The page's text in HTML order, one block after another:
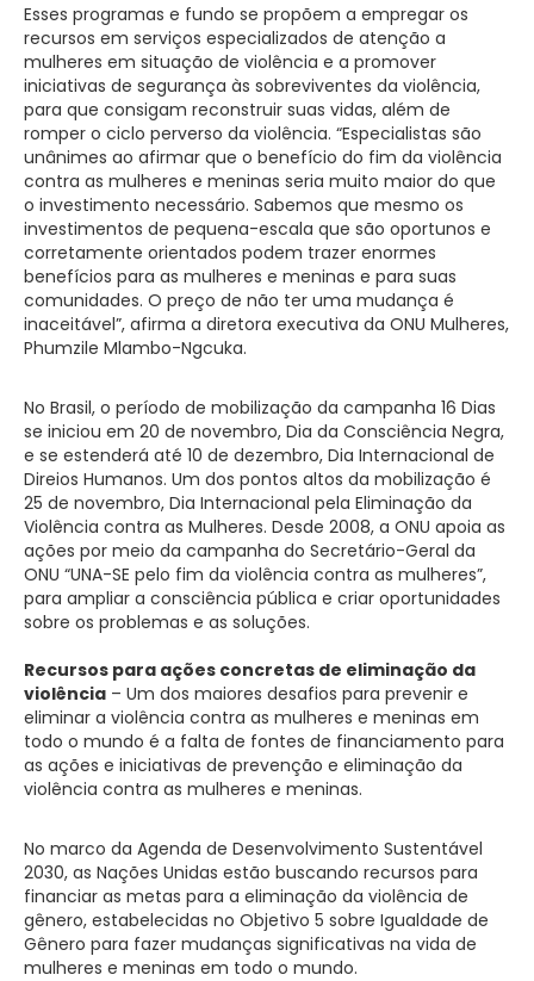
Esses programas e fundo se propõem a empregar os
recursos em serviços especializados de atenção a
mulheres em situação de violência e a promover
iniciativas de segurança às sobreviventes da violência,
para que consigam reconstruir suas vidas, além de
romper o ciclo perverso da violência. “Especialistas são
unânimes ao afirmar que o benefício do fim da violência
contra as mulheres e meninas seria muito maior do que
o investimento necessário. Sabemos que mesmo os
investimentos de pequena-escala que são oportunos e
corretamente orientados podem trazer enormes
benefícios para as mulheres e meninas e para suas
comunidades. O preço de não ter uma mudança é
inaceitável”, afirma a diretora executiva da ONU Mulheres,
Phumzile Mlambo-Ngcuka.
No Brasil, o período de mobilização da campanha 16 Dias
se iniciou em 20 de novembro, Dia da Consciência Negra,
e se estenderá até 10 de dezembro, Dia Internacional de
Direios Humanos. Um dos pontos altos da mobilização é
25 de novembro, Dia Internacional pela Eliminação da
Violência contra as Mulheres. Desde 2008, a ONU apoia as
ações por meio da campanha do Secretário-Geral da
ONU “UNA-SE pelo fim da violência contra as mulheres”,
para ampliar a consciência pública e criar oportunidades
sobre os problemas e as soluções.
Recursos para ações concretas de eliminação da
violência – Um dos maiores desafios para prevenir e
eliminar a violência contra as mulheres e meninas em
todo o mundo é a falta de fontes de financiamento para
as ações e iniciativas de prevenção e eliminação da
violência contra as mulheres e meninas.
No marco da Agenda de Desenvolvimento Sustentável
2030, as Nações Unidas estão buscando recursos para
financiar as metas para a eliminação da violência de
gênero, estabelecidas no Objetivo 5 sobre Igualdade de
Gênero para fazer mudanças significativas na vida de
mulheres e meninas em todo o mundo.